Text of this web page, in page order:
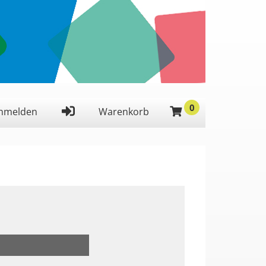
ein, Warenkorb 0